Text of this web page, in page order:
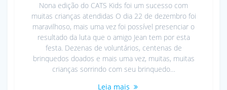
Nona edição do CATS Kids foi um sucesso com
muitas crianças atendidas O dia 22 de dezembro foi
maravilhoso, mais uma vez foi possível presenciar o
resultado da luta que o amigo Jean tem por esta
festa. Dezenas de voluntários, centenas de
brinquedos doados e mais uma vez, muitas, muitas
crianças sorrindo com seu brinquedo…
Leia mais